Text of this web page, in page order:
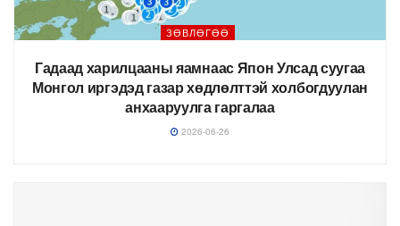
ЗӨВЛӨГӨӨ
Гадаад харилцааны яамнаас Япон Улсад суугаа
Монгол иргэдэд газар хөдлөлттэй холбогдуулан
анхааруулга гаргалаа
2026-06-26